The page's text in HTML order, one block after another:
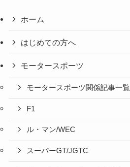
ホーム
はじめての方へ
モータースポーツ
モータースポーツ関係記事一覧
F1
ル・マン/WEC
スーパーGT/JGTC